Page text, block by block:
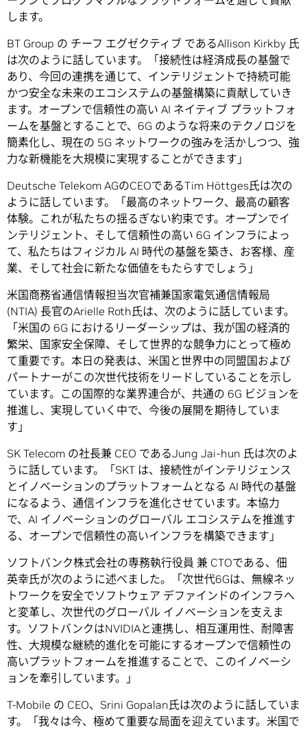
します。
BT Group の チーフ エグゼクティブ であるAllison Kirkby 氏
は次のように話しています。「接続性は経済成長の基盤で
あり、今回の連携を通じて、インテリジェントで持続可能
かつ安全な未来のエコシステムの基盤構築に貢献していき
ます。オープンで信頼性の高い AI ネイティブ プラットフォ
ームを基盤とすることで、6G のような将来のテクノロジを
簡素化し、現在の 5G ネットワークの強みを活かしつつ、強
力な新機能を大規模に実現することができます」
Deutsche Telekom AGのCEOであるTim Höttges氏は次の
ように話しています。「最高のネットワーク、最高の顧客
体験。これが私たちの揺るぎない約束です。オープンでイ
ンテリジェント、そして信頼性の高い 6G インフラによっ
て、私たちはフィジカル AI 時代の基盤を築き、お客様、産
業、そして社会に新たな価値をもたらすでしょう」
米国商務省通信情報担当次官補兼国家電気通信情報局
(NTIA) 長官のArielle Roth氏は、次のように話しています。
「米国の 6G におけるリーダーシップは、我が国の経済的
繁栄、国家安全保障、そして世界的な競争力にとって極め
て重要です。本日の発表は、米国と世界中の同盟国および
パートナーがこの次世代技術をリードしていることを示し
ています。この国際的な業界連合が、共通の 6G ビジョンを
推進し、実現していく中で、今後の展開を期待していま
す」
SK Telecom の社長兼 CEO であるJung Jai-hun 氏は次のよ
うに話しています。「SKT は、接続性がインテリジェンス
とイノベーションのプラットフォームとなる AI 時代の基盤
になるよう、通信インフラを進化させています。本協力
で、AI イノベーションのグローバル エコシステムを推進す
る、オープンで信頼性の高いインフラを構築できます」
ソフトバンク株式会社の専務執行役員 兼 CTOである、佃
英幸氏が次のように述べました。「次世代6Gは、無線ネッ
トワークを安全でソフトウェア デファインドのインフラへ
と変革し、次世代のグローバル イノベーションを支えま
す。ソフトバンクはNVIDIAと連携し、相互運用性、耐障害
性、大規模な継続的進化を可能にするオープンで信頼性の
高いプラットフォームを推進することで、このイノベーシ
ョンを牽引しています。」
T-Mobile の CEO、Srini Gopalan氏は次のように話していま
す。「我々は今、極めて重要な局面を迎えています。米国で